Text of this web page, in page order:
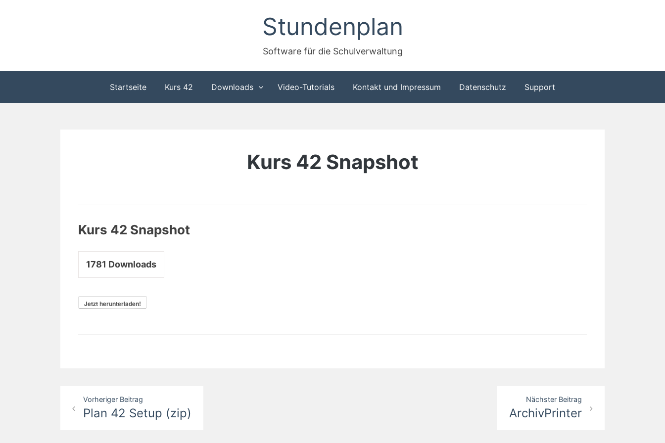
Stundenplan
Software für die Schulverwaltung
Startseite Kurs 42 Downloads Video-Tutorials Kontakt und Impressum Datenschutz Support
Kurs 42 Snapshot
Kurs 42 Snapshot
1781 Downloads
Jetzt herunterladen!
Beitrags-
Navigation
Vorheriger Beitrag
Plan 42 Setup (zip)
Nächster Beitrag
ArchivPrinter